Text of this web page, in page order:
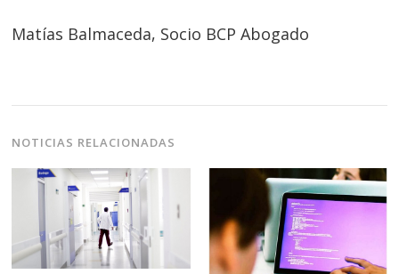
Matías Balmaceda, Socio BCP Abogado
NOTICIAS RELACIONADAS